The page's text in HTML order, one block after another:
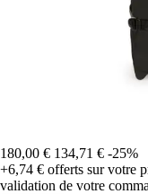
180,00 € 134,71 € -25%
+6,74 € offerts sur votre
validation de votre